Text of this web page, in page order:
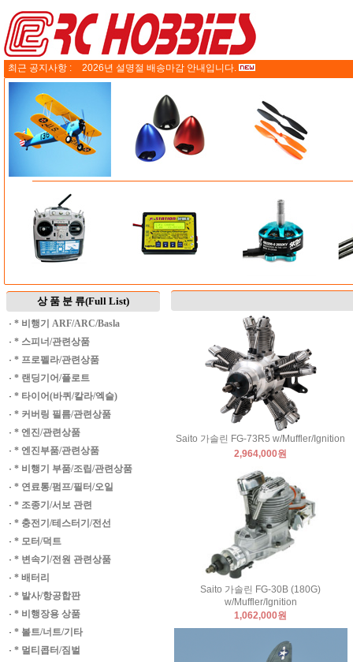
최근 공지사항 : 2026년 설명절 배송마감 안내입니다.
상 품 분 류(Full List)
· * 비행기 ARF/ARC/Basla
· * 스피너/관련상품
· * 프로펠라/관련상품
· * 랜딩기어/플로트
· * 타이어(바퀴/칼라/엑슬)
· * 커버링 필름/관련상품
· * 엔진/관련상품
· * 엔진부품/관련상품
· * 비행기 부품/조립/관련상품
· * 연료통/펌프/필터/오일
· * 조종기/서보 관련
· * 충전기/테스터기/전선
· * 모터/덕트
· * 변속기/전원 관련상품
· * 배터리
· * 발사/항공합판
· * 비행장용 상품
· * 볼트/너트/기타
· * 멀티콥터/짐벌
Saito 가솔린 FG-73R5 w/Muffler/Ignition
2,964,000원
Saito 가솔린 FG-30B (180G)
w/Muffler/Ignition
1,062,000원